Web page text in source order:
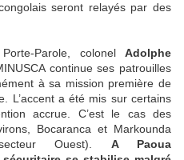
seront relayés par des
Parole, colonel Adolphe
continue ses patrouilles
à sa mission première de
L’accent a été mis sur certains
accrue. C’est le cas des
Bocaranca et Markounda
Ouest). A Paoua